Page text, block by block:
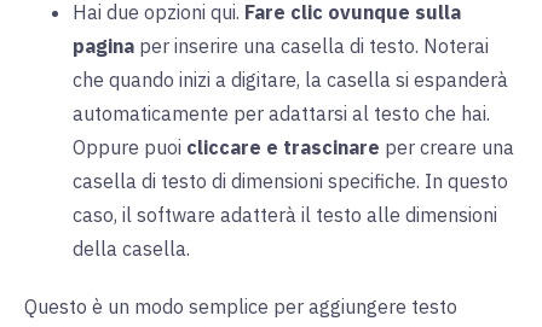
Hai due opzioni qui. Fare clic ovunque sulla
pagina per inserire una casella di testo. Noterai
che quando inizi a digitare, la casella si espanderà
automaticamente per adattarsi al testo che hai.
Oppure puoi cliccare e trascinare per creare una
casella di testo di dimensioni specifiche. In questo
caso, il software adatterà il testo alle dimensioni
della casella.
Questo è un modo semplice per aggiungere testo